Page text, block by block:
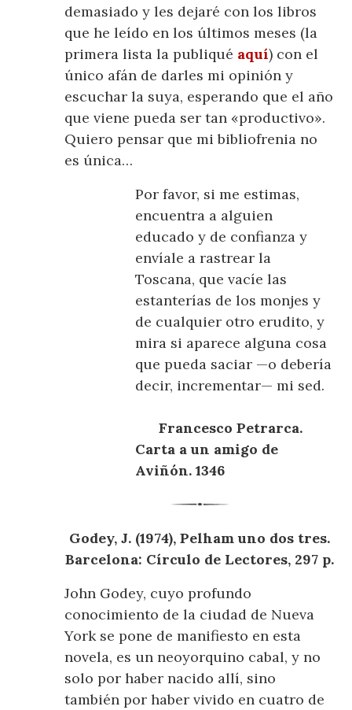
demasiado y les dejaré con los libros
que he leído en los últimos meses (la
primera lista la publiqué aquí) con el
único afán de darles mi opinión y
escuchar la suya, esperando que el año
que viene pueda ser tan «productivo».
Quiero pensar que mi bibliofrenia no
es única…
Por favor, si me estimas,
encuentra a alguien
educado y de confianza y
envíale a rastrear la
Toscana, que vacíe las
estanterías de los monjes y
de cualquier otro erudito, y
mira si aparece alguna cosa
que pueda saciar —o debería
decir, incrementar— mi sed.
Francesco Petrarca.
Carta a un amigo de
Aviñón. 1346
Godey, J. (1974), Pelham uno dos tres.
Barcelona: Círculo de Lectores, 297 p.
John Godey, cuyo profundo
conocimiento de la ciudad de Nueva
York se pone de manifiesto en esta
novela, es un neoyorquino cabal, y no
solo por haber nacido allí, sino
también por haber vivido en cuatro de